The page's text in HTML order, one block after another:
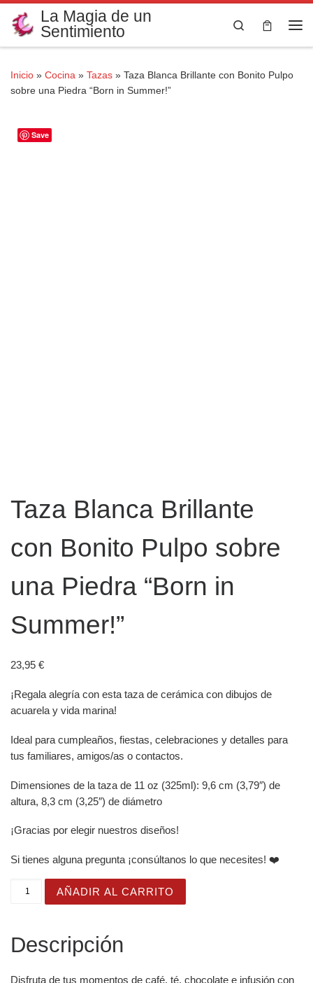
Saltar al contenido
La Magia de un
Sentimiento
Search
Inicio » Cocina » Tazas » Taza Blanca Brillante con Bonito Pulpo
sobre una Piedra “Born in Summer!”
Save
Taza Blanca Brillante
con Bonito Pulpo sobre
una Piedra “Born in
Summer!”
23,95 €
¡Regala alegría con esta taza de cerámica con dibujos de
acuarela y vida marina!
Ideal para cumpleaños, fiestas, celebraciones y detalles para
tus familiares, amigos/as o contactos.
Dimensiones de la taza de 11 oz (325ml): 9,6 cm (3,79″) de
altura, 8,3 cm (3,25″) de diámetro
¡Gracias por elegir nuestros diseños!
Si tienes alguna pregunta ¡consúltanos lo que necesites! ❤️
Taza Blanca Brillante con Bonito Pulpo sobre una
AÑADIR AL CARRITO
Descripción
Disfruta de tus momentos de café, té, chocolate e infusión con